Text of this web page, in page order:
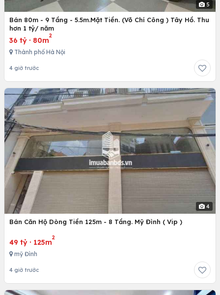
5
Bán 80m - 9 Tầng - 5.5m.Mặt Tiền. (Võ Chí Công ) Tây Hồ. Thu
hơn 1 tỷ/ năm
36 tỷ · 80m
2
Thành phố Hà Nội
4 giờ trước
4
Bán Căn Hộ Dòng Tiền 125m - 8 Tầng. Mỹ Đình ( Vip )
49 tỷ · 125m
2
mỹ Đình
4 giờ trước